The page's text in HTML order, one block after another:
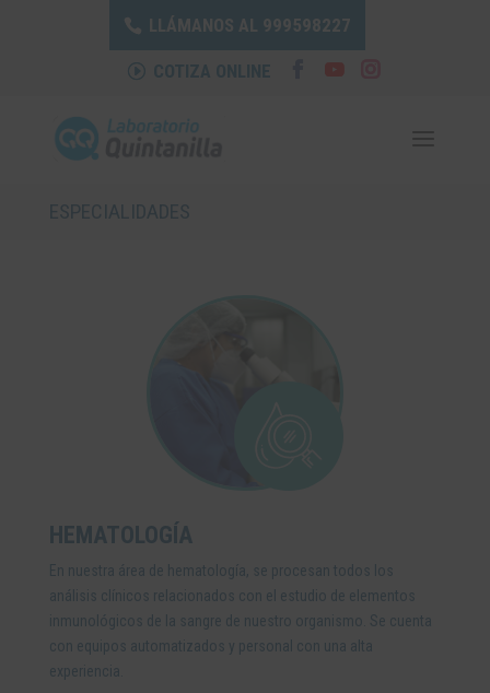
LLÁMANOS AL 999598227
ESPECIALIDADES
HEMATOLOGÍA
En nuestra área de hematología, se procesan todos los
análisis clínicos relacionados con el estudio de elementos
inmunológicos de la sangre de nuestro organismo. Se cuenta
con equipos automatizados y personal con una alta
experiencia.